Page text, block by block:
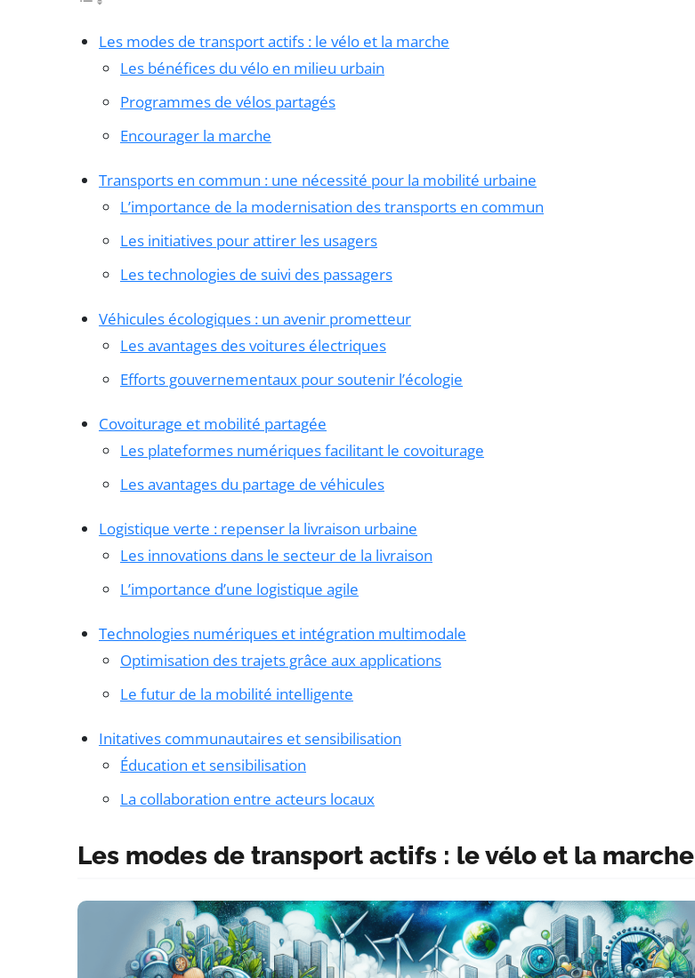
Les modes de transport actifs : le vélo et la marche
Les bénéfices du vélo en milieu urbain
Programmes de vélos partagés
Encourager la marche
Transports en commun : une nécessité pour la mobilité urbaine
L’importance de la modernisation des transports en commun
Les initiatives pour attirer les usagers
Les technologies de suivi des passagers
Véhicules écologiques : un avenir prometteur
Les avantages des voitures électriques
Efforts gouvernementaux pour soutenir l’écologie
Covoiturage et mobilité partagée
Les plateformes numériques facilitant le covoiturage
Les avantages du partage de véhicules
Logistique verte : repenser la livraison urbaine
Les innovations dans le secteur de la livraison
L’importance d’une logistique agile
Technologies numériques et intégration multimodale
Optimisation des trajets grâce aux applications
Le futur de la mobilité intelligente
Initatives communautaires et sensibilisation
Éducation et sensibilisation
La collaboration entre acteurs locaux
Les modes de transport actifs : le vélo et la marche